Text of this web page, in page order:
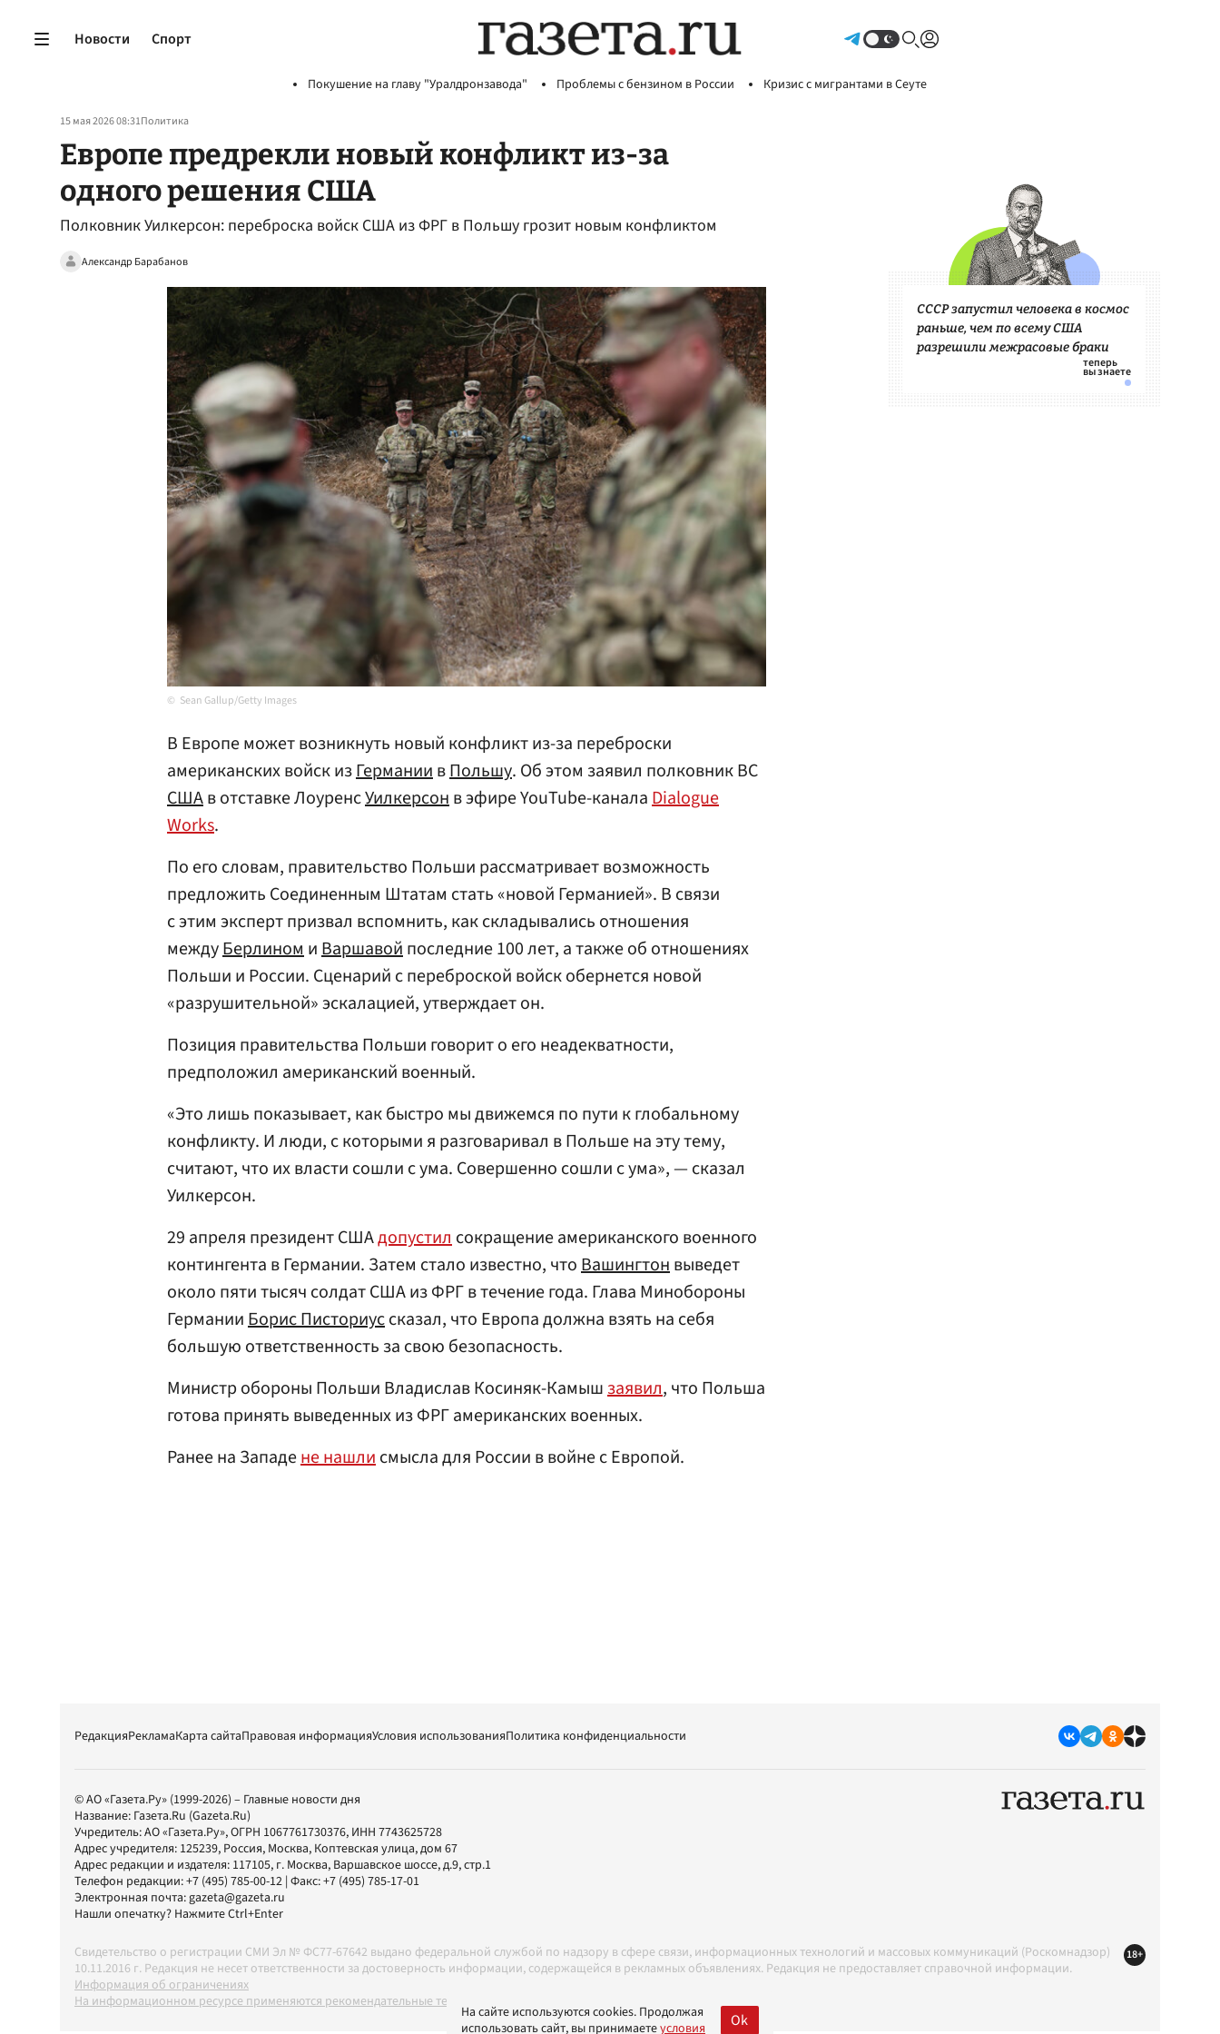
Новости Спорт
Покушение на главу "Уралдронзавода" Проблемы с бензином в России Кризис с мигрантами в Сеуте
15 мая 2026 08:31Политика
Европе предрекли новый конфликт из-за
одного решения США
Полковник Уилкерсон: переброска войск США из ФРГ в Польшу грозит новым конфликтом
Александр Барабанов
Sean Gallup/Getty Images
В Европе может возникнуть новый конфликт из-за переброски
американских войск изГерманиивПольшу. Об этом заявил полковник ВС
СШАв отставке ЛоуренсУилкерсонв эфире YouTube-каналаDialogue
Works.
По его словам, правительство Польши рассматривает возможность
предложить Соединенным Штатам стать «новой Германией». В связи
с этим эксперт призвал вспомнить, как складывались отношения
междуБерлиномиВаршавойпоследние 100 лет, а также об отношениях
Польши и России. Сценарий с переброской войск обернется новой
«разрушительной» эскалацией, утверждает он.
Позиция правительства Польши говорит о его неадекватности,
предположил американский военный.
«Это лишь показывает, как быстро мы движемся по пути к глобальному
конфликту. И люди, с которыми я разговаривал в Польше на эту тему,
считают, что их власти сошли с ума. Совершенно сошли с ума», — сказал
Уилкерсон.
29 апреля президент СШАдопустилсокращение американского военного
контингента в Германии. Затем стало известно, чтоВашингтонвыведет
около пяти тысяч солдат США из ФРГ в течение года. Глава Минобороны
ГерманииБорис Писториуссказал, что Европа должна взять на себя
большую ответственность за свою безопасность.
Министр обороны Польши Владислав Косиняк-Камышзаявил, что Польша
готова принять выведенных из ФРГ американских военных.
Ранее на Западене нашлисмысла для России в войне с Европой.
СССР запустил человека в космос
раньше, чем по всему США
разрешили межрасовые браки
РедакцияРекламаКарта сайтаПравовая информацияУсловия использованияПолитика конфиденциальности
© АО «Газета.Ру» (1999-2026) – Главные новости дня
Название: Газета.Ru (Gazeta.Ru)
Учредитель:АО «Газета.Ру», ОГРН 1067761730376, ИНН 7743625728
Адрес учредителя: 125239, Россия, Москва, Коптевская улица, дом 67
Адрес редакции и издателя: 117105, г. Москва, Варшавское шоссе, д.9, стр.1
Телефон редакции:+7 (495) 785-00-12 | Факс:+7 (495) 785-17-01
Электронная почта:gazeta@gazeta.ru
Нашли опечатку? Нажмите Ctrl+Enter
Свидетельство о регистрации СМИ Эл № ФС77-67642 выдано федеральной службой по надзору в сфере связи, информационных технологий и массовых коммуникаций (Роскомнадзор)
10.11.2016 г. Редакция не несет ответственности за достоверность информации, содержащейся в рекламных объявлениях. Редакция не предоставляет справочной информации.
Информация об ограничениях
На информационном ресурсе применяются рекомендательные технологии в соответствии с Правилами
18+
На сайте используются cookies. Продолжая
использовать сайт, вы принимаетеусловия Ok